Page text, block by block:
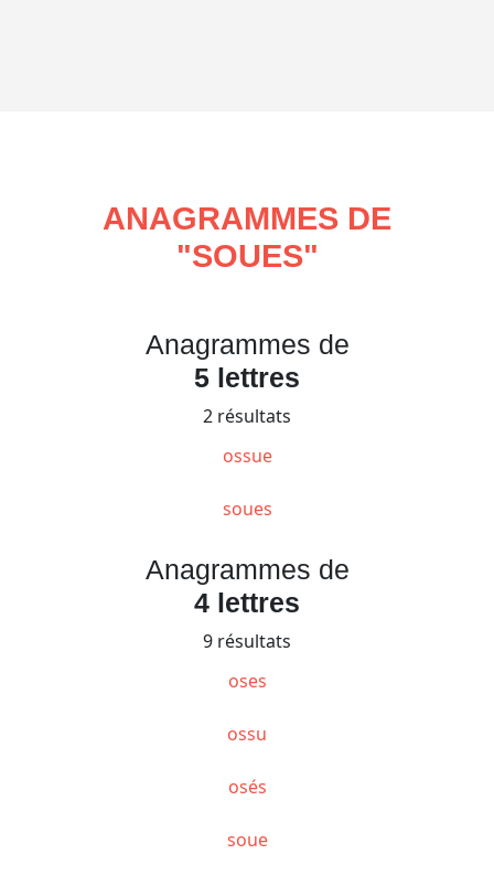
ANAGRAMMES DE
"SOUES"
Anagrammes de
5 lettres
2 résultats
ossue
soues
Anagrammes de
4 lettres
9 résultats
oses
ossu
osés
soue